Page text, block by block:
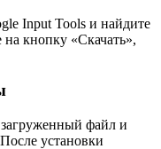
Input Tools и найдите
кнопку «Скачать»,
загруженный файл и
установки